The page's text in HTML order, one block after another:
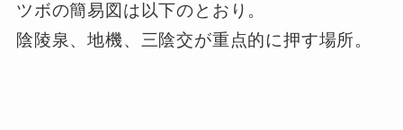
ツボの簡易図は以下のとおり。
陰陵泉、地機、三陰交が重点的に押す場所。